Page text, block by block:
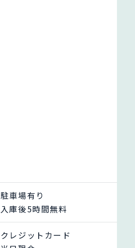
駐車場有り
入庫後5時間無料
クレジットカード